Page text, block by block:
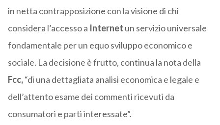
in netta contrapposizione con la visione di chi
considera l’accesso a Internet un servizio universale
fondamentale per un equo sviluppo economico e
sociale. La decisione è frutto, continua la nota della
Fcc,“di una dettagliata analisi economica e legale e
dell’attento esame dei commenti ricevuti da
consumatori e parti interessate”.